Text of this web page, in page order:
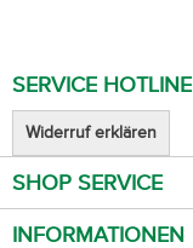
SERVICE HOTLINE
Widerruf erklären
SHOP SERVICE
INFORMATIONEN